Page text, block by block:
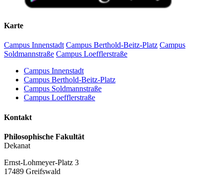
Karte
Campus Innenstadt Campus Berthold-Beitz-Platz Campus
Soldmannstraße Campus Loefflerstraße
Campus Innenstadt
Campus Berthold-Beitz-Platz
Campus Soldmannstraße
Campus Loefflerstraße
Kontakt
Philosophische Fakultät
Dekanat
Ernst-Lohmeyer-Platz 3
17489 Greifswald